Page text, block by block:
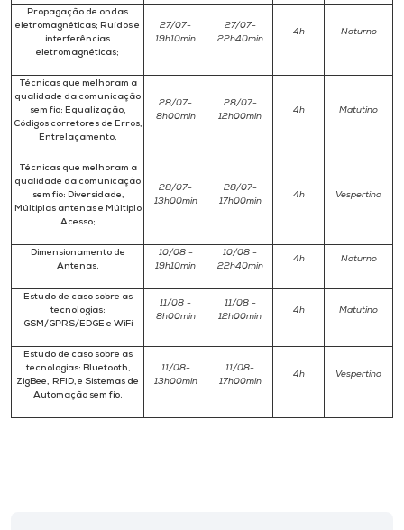
Propagação de ondas
eletromagnéticas; Ruídos e
interferências
eletromagnéticas;
27/07-
19h10min
27/07-
22h40min
4h Noturno
Técnicas que melhoram a
qualidade da comunicação
sem fio: Equalização,
Códigos corretores de Erros,
Entrelaçamento.
28/07-
8h00min
28/07-
12h00min
4h Matutino
Técnicas que melhoram a
qualidade da comunicação
sem fio: Diversidade,
Múltiplas antenas e Múltiplo
Acesso;
28/07-
13h00min
28/07-
17h00min
4h Vespertino
Dimensionamento de
Antenas.
10/08 -
19h10min
10/08 -
22h40min
4h Noturno
Estudo de caso sobre as
tecnologias:
GSM/GPRS/EDGE e WiFi
11/08 -
8h00min
11/08 -
12h00min
4h Matutino
Estudo de caso sobre as
tecnologias: Bluetooth,
ZigBee, RFID, e Sistemas de
Automação sem fio.
11/08-
13h00min
11/08-
17h00min
4h Vespertino